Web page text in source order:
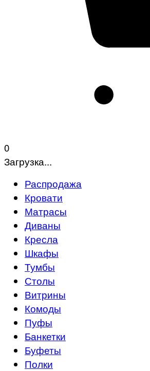
0
Загрузка...
Распродажа
Кровати
Матрасы
Диваны
Кресла
Шкафы
Тумбы
Столы
Витрины
Комоды
Пуфы
Банкетки
Буфеты
Полки